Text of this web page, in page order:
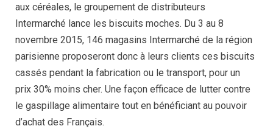
aux céréales, le groupement de distributeurs
Intermarché lance les biscuits moches. Du 3 au 8
novembre 2015, 146 magasins Intermarché de la région
parisienne proposeront donc à leurs clients ces biscuits
cassés pendant la fabrication ou le transport, pour un
prix 30% moins cher. Une façon efficace de lutter contre
le gaspillage alimentaire tout en bénéficiant au pouvoir
d’achat des Français.